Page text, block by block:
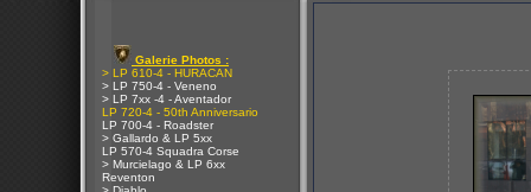
Galerie Photos :
> LP 610-4 - HURACAN
> LP 750-4 - Veneno
> LP 7xx -4 - Aventador
LP 720-4 - 50th Anniversario
LP 700-4 - Roadster
> Gallardo & LP 5xx
LP 570-4 Squadra Corse
> Murcielago & LP 6xx
Reventon